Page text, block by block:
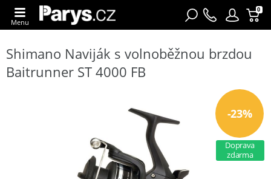
0
Menu
Shimano Naviják s volnoběžnou brzdou
Baitrunner ST 4000 FB
-23%
Doprava
zdarma